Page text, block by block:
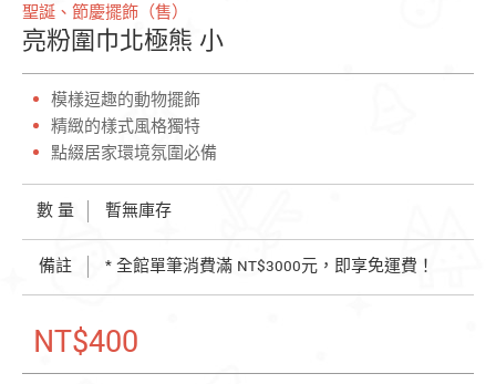
聖誕、節慶擺飾（售）
亮粉圍巾北極熊 小
模樣逗趣的動物擺飾
精緻的樣式風格獨特
點綴居家環境氛圍必備
數 量 暫無庫存
備註 * 全館單筆消費滿 NT$3000元，即享免運費！
NT$400